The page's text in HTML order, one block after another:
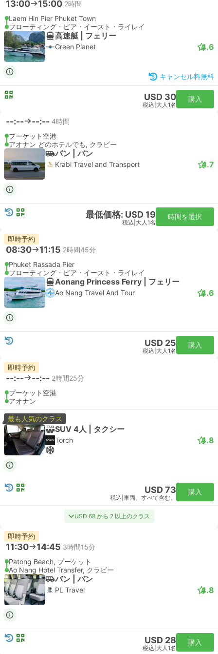
13:00 15:00 2時間
Laem Hin Pier Phuket Town
フローティング・ピア・イースト・ライレイ
高速艇 | フェリー
Green Planet 4.6
キャンセル料無料
USD 30
税込 大人1名
購入
--:-- --:-- 4時間
プーケット空港
アオナン どのホテルでも, クラビー
バン | バン
Krabi Travel and Transport 4.7
最低価格: USD 19
税込 大人1名
時間を選択
即時予約
08:30 11:15 2時間45分
Phuket Rassada Pier
フローティング・ピア・イースト・ライレイ
Aonang Princess Ferry | フェリー
Ao Nang Travel And Tour 4.6
USD 25
税込 大人1名
購入
即時予約
--:-- --:-- 2時間25分
プーケット空港
アオナン
最も人気のクラス
SUV 4人 | タクシー
Torch 4.8
USD 73
税込 車両、すべて含む。
購入
USD 68 から 2 以上のクラス
即時予約
11:30 14:45 3時間15分
Patong Beach, プーケット
Ao Nang Hotel Transfer, クラビー
バン | バン
PL Travel 4.8
USD 28
税込 大人1名
購入